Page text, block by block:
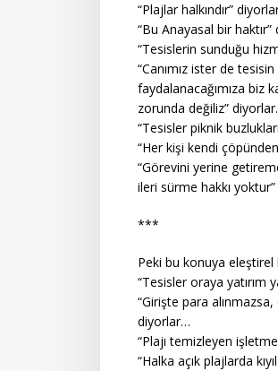
“Plajlar halkındır”
“Bu Anayasal bir
“Tesislerin sunduğu
“Canımız ister de
faydalanacağımıza biz
zorunda değiliz”
“Tesisler piknik
“Her kişi kendi
“Görevini yerine
ileri sürme hakkı
***
Peki bu konuya
“Tesisler oraya yatırım
“Girişte para alınmazsa,
diyorlar…
“Plajı temizleyen
“Halka açık plajlarda